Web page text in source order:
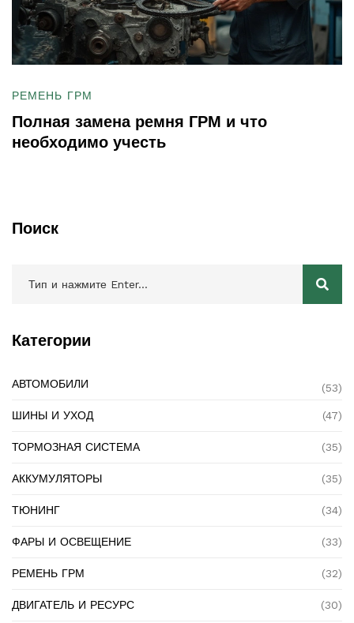
РЕМЕНЬ ГРМ
Полная замена ремня ГРМ и что
необходимо учесть
Поиск
Категории
АВТОМОБИЛИ (53)
ШИНЫ И УХОД (47)
ТОРМОЗНАЯ СИСТЕМА (35)
АККУМУЛЯТОРЫ (35)
ТЮНИНГ (34)
ФАРЫ И ОСВЕЩЕНИЕ (33)
РЕМЕНЬ ГРМ (32)
ДВИГАТЕЛЬ И РЕСУРС (30)